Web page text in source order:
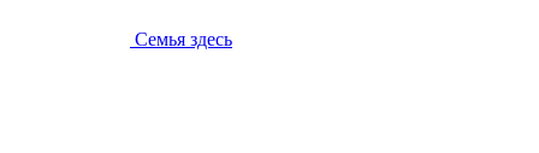
Семья здесь